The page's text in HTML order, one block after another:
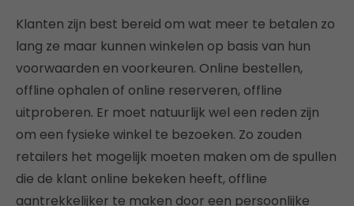
Klanten zijn best bereid om wat meer te betalen zo
lang ze maar kunnen winkelen op basis van hun
voorwaarden en voorkeuren. Online bestellen,
offline ophalen of online reserveren, offline
uitproberen. Er moet natuurlijk wel een reden zijn
om een fysieke winkel te bezoeken. Zo zouden
retailers het mogelijk moeten maken om de spullen
die de klant online bekeken heeft, offline
aantrekkelijker te maken door een persoonlijke